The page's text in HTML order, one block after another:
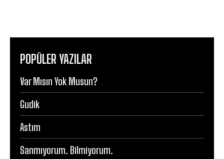
POPÜLER YAZILAR
Var Mısın Yok Musun?
Gudik
Astım
Sanmıyorum. Bilmiyorum.